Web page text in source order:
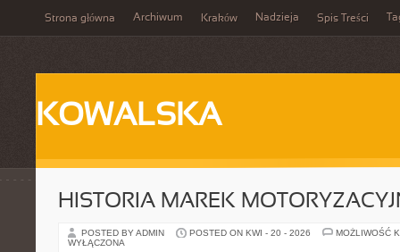
Strona główna Archiwum Kraków Nadzieja Spis Treści
KOWALSKA
HISTORIA MAREK
POSTED BY ADMIN POSTED ON KWI - 20 - 2026
MOŻLIWOŚĆ
WYŁĄCZONA